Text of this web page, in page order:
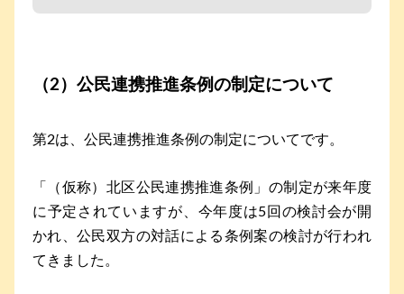
（2）公民連携推進条例の制定について
第2は、公民連携推進条例の制定についてです。
「（仮称）北区公民連携推進条例」の制定が来年度
に予定されていますが、今年度は5回の検討会が開
かれ、公民双方の対話による条例案の検討が行われ
てきました。